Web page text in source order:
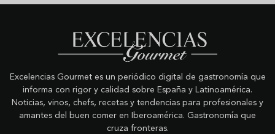
Excelencias Gourmet es un periódico digital de gastronomía que
informa con rigor y calidad sobre España y Latinoamérica.
Noticias, vinos, chefs, recetas y tendencias para profesionales y
amantes del buen comer en Iberoamérica. Gastronomía que
cruza fronteras.